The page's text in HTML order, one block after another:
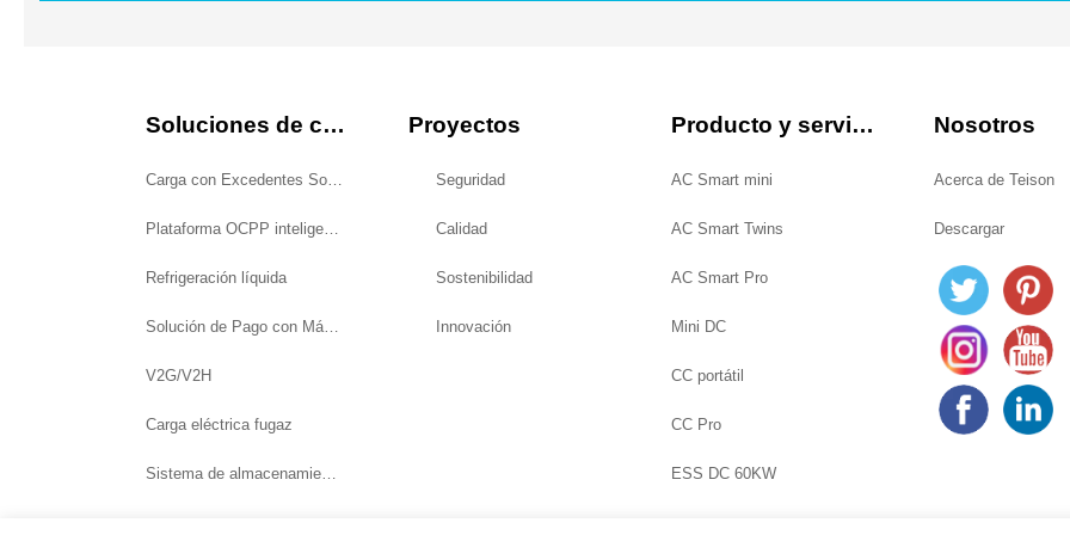
Soluciones de carga
Carga con Excedentes Solares
Plataforma OCPP inteligente
Refrigeración líquida
Solución de Pago con Máquina POS
V2G/V2H
Carga eléctrica fugaz
Sistema de almacenamiento y carga de energía fotovoltaica
Proyectos
Seguridad
Calidad
Sostenibilidad
Innovación
Producto y servicio
AC Smart mini
AC Smart Twins
AC Smart Pro
Mini DC
CC portátil
CC Pro
ESS DC 60KW
Nosotros
Acerca de Teison
Descargar